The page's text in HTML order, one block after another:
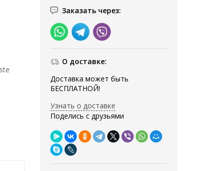
Заказать через:
О доставке:
Доставка может быть
БЕСПЛАТНОЙ!
Узнать о доставке
Поделись с друзьями